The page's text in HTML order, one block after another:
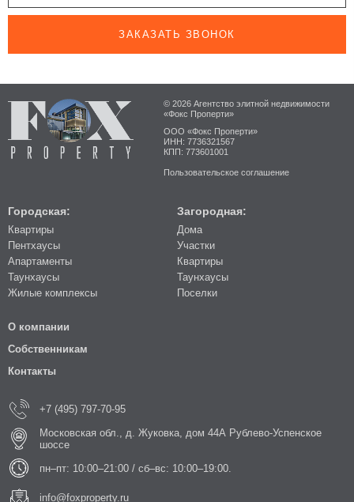
ЗАКАЗАТЬ ЗВОНОК
© 2026 Агентство элитной недвижимости
«Фокс Проперти»
ООО «Фокс Проперти»
ИНН: 7736321567
КПП: 773601001
Пользовательское соглашение
Городская:
Квартиры
Пентхаусы
Апартаменты
Таунхаусы
Жилые комплексы
Загородная:
Дома
Участки
Квартиры
Таунхаусы
Поселки
О компании
Собственникам
Контакты
+7 (495) 797-70-95
Московская обл., д. Жуковка, дом 44А Рублево-Успенское
шоссе
пн–пт: 10:00–21:00 / сб–вс: 10:00–19:00.
info@foxproperty.ru